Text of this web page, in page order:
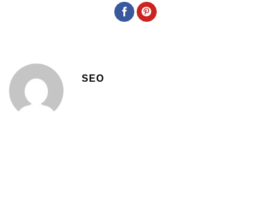
SEO